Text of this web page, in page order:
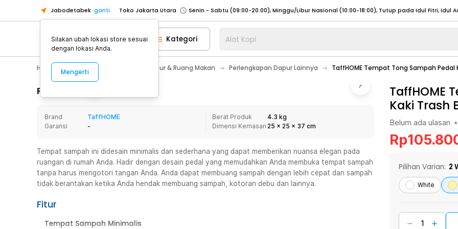
Jabodetabek ganti Toko Jakarta Utara
Toko Tangerang
Toko Cikupa
Pick n Go Jakarta Barat
Senin - Jumat (07:00 - 20:00), Sabtu - Minggu (08:00 - 20:00), Tutup pada Idul Fitri
Pick n Go Bekasi
Senin - Jumat (08:00 - 20:00), Sabtu - Minggu/ Libur Nasional (08:00 - 17:00) Selengkapnya
Senin - Jumat (08:00 - 20:00), Sabtu - Minggu/ Libur Nasional (08:00 - 17:00) Selengkapnya
Senin - Sabtu (09:00-20:00), Minggu/Libur Nasional (12:00-20:00), Tutup pada Idul Fitri
Toko Jakarta Barat
Senin - Sabtu (09:00-20:00), Minggu/Libur Nasional (12:00-20:00), Tutup pada Idul Fitri
Toko Tangerang
Toko Cikupa
Pick n Go Jakarta Barat
Senin - Jumat (07:00 - 20:00), Sabtu - Minggu (08:00 - 20:00), Tutup pada Idul Fitri
Selengkapnya
Kategori Alat Kopi
Home Appliance Perlengkapan Dapur & Ruang Makan Perlengkapan Dapur Lainnya TaffHOME Tempat Tong Sampah Pedal
Rincian Produk
Brand
TaffHOME
Garansi
-
Berat Produk
4.3 kg
Dimensi Kemasan 25 x 25 x 37 cm
Tempat sampah ini didesain minimalis dan sederhana yang dapat memberikan nuansa elegan pada
ruangan di rumah Anda. Hadir dengan desain pedal yang memudahkan Anda membuka tempat sampah
tanpa harus mengotori tangan Anda. Anda dapat membuang sampah dengan lebih cepat dan sampah
tidak berantakan ketika Anda hendak membuang sampah, kotoran debu dan lainnya.
Fitur
Tempat Sampah Minimalis
TaffHOME
Kaki Trash
Belum ada ulasan •
Rp
Pilihan Varian: 2
White
Silakan ubah lokasi store sesuai
dengan lokasi Anda.
Mengerti